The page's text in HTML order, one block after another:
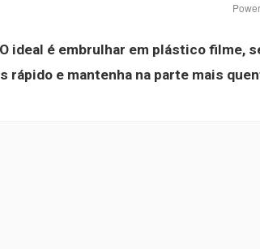
O ideal é embrulhar em plástico filme,
rápido e mantenha na parte mais